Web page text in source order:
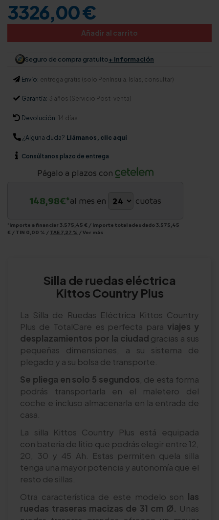
3326,00 €
Añadir al carrito
Seguro de compra gratuito+ información
Envío: entrega gratis (solo Península. Islas, consultar)
Garantía: 3 años (Servicio Post-venta)
Devolución: 14 días
¿Alguna duda? Llámanos, clic aquí
Consúltanos plazo de entrega
Págalo a plazos con
148,98€*al mes en cuotas
*Importe a financiar 3.575,45 € / Importe total adeudado 3.575,45
€ / TIN 0,00 % / TAE 7,27 % /Ver más
Silla de ruedas eléctrica
Kittos Country Plus
La Silla de Ruedas Eléctrica Kittos Country
Plus de TotalCare es perfecta para viajes y
desplazamientos por la ciudad gracias a sus
pequeñas dimensiones, a su sistema de
plegado y a su bolsa de transporte.
Se pliega en solo 5 segundos , de esta forma
podrás transportarla en el maletero del
coche e incluso almacenarla en la entrada de
casa.
La silla Kittos Country Plus está equipada
con batería de litio que podrás elegir entre 12,
20, 30 y 45 Ah. Estas permiten quela silla
tenga una mayor potencia y autonomía que el
resto de sillas.
Otra característica de este modelo son las
ruedas traseras macizas de 31 cm Ø. Unas